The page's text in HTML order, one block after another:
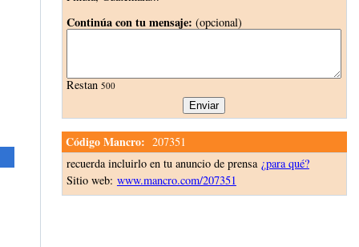
Continúa con tu mensaje: (opcional)
Restan 500
Código Mancro: 207351
recuerda incluirlo en tu anuncio de prensa ¿para qué?
Sitio web: www.mancro.com/207351